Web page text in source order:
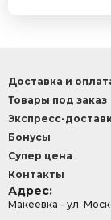
Доставка и
Товары под заказ
Экспресс-
Бонусы
Супер цена
Контакты
Адрес:
Макеевка - ул.